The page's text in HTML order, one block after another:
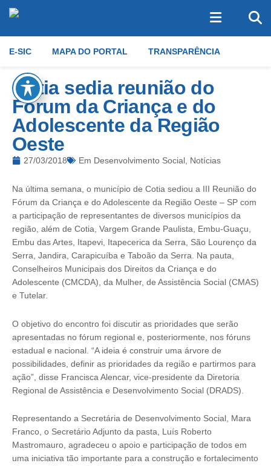
E-SIC MAPA DO PORTAL TRANSPARÊNCIA
Cotia sedia reunião do
Fórum da Criança e do
Adolescente da Região
Oeste
27/03/2018 Em Desenvolvimento Social Notícias
Na última semana, o município de Cotia sediou a III Reunião do
Fórum da Criança e do Adolescente da Região Oeste – SP com
a participação de representantes de diversos municípios da
região, além de Cotia, Vargem Grande Paulista, Embu-Guaçu,
Embu das Artes, Itapevi, Itapecerica da Serra, São Lourenço da
Serra, Jandira, Carapicuíba e Taboão da Serra. Na pauta,
Conselheiros Municipais dos Direitos da Criança e do
Adolescente (CMCDA), da Mulher, de Assistência Social (CMAS)
e Tutelar.
O objetivo do encontro foi discutir as prioridades que serão
apresentadas no fórum regional e, posteriormente, nos fóruns
estadual e nacional. “A ideia é construir uma árvore de
possibilidades, definir as prioridades da região e partirmos para
ação”, disse Francisca Alencar, vice-presidente da Diretoria
Regional de Assistência e Desenvolvimento Social (DRADS).
Representando a Secretária de Desenvolvimento Social, Mara
Franco, o Secretário Adjunto da pasta, Luís Roberto
Mastromauro, agradeceu o apoio e participação de todos em
uma iniciativa tão importante para a construção e fortalecimento